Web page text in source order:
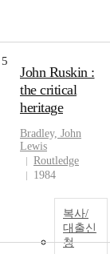
5
John Ruskin :
the critical
heritage
Bradley, John
Lewis
Routledge
1984
복사/
대출신
청